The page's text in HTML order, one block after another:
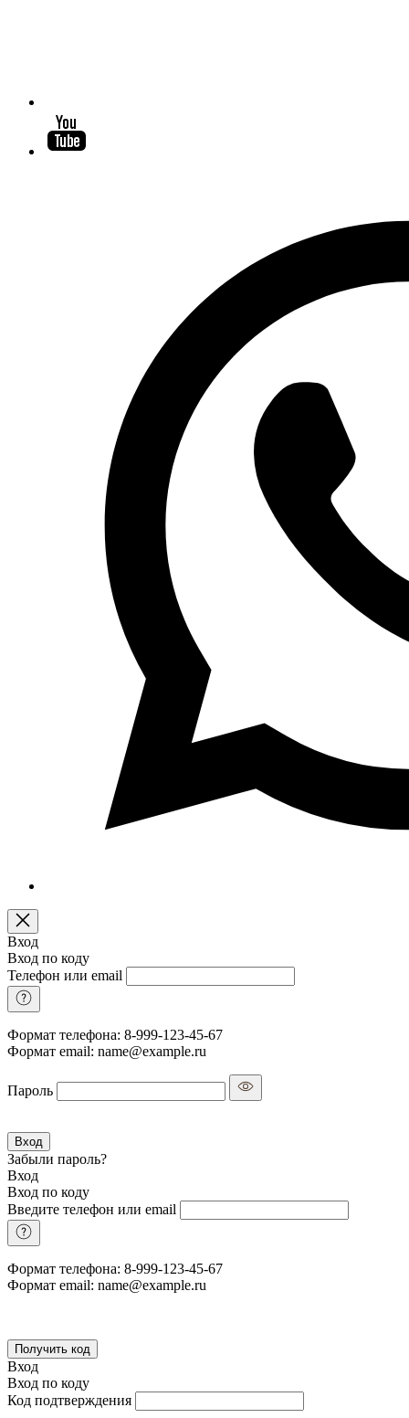
Вход
Вход по коду
Телефон или email
Формат телефона: 8-999-123-45-67
Формат email: name@example.ru
Пароль
Вход
Забыли пароль?
Вход
Вход по коду
Введите телефон или email
Формат телефона: 8-999-123-45-67
Формат email: name@example.ru
Получить код
Вход
Вход по коду
Код подтверждения